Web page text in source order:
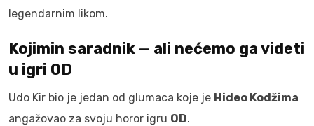
legendarnim likom.
Kojimin saradnik — ali nećemo ga videti
u igri OD
Udo Kir bio je jedan od glumaca koje je Hideo Kodžima
angažovao za svoju horor igru OD.